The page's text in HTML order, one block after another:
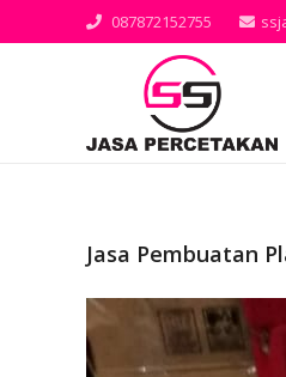
087872152755
Jasa Pembuatan